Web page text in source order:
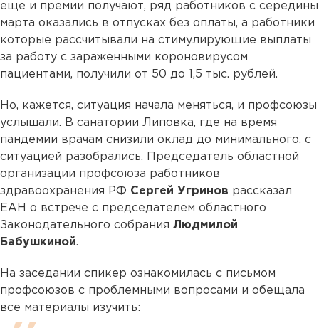
еще и премии получают, ряд работников с середины
марта оказались в отпусках без оплаты, а работники
которые рассчитывали на стимулирующие выплаты
за работу с зараженными короновирусом
пациентами, получили от 50 до 1,5 тыс. рублей.
Но, кажется, ситуация начала меняться, и профсоюзы
услышали. В санатории Липовка, где на время
пандемии врачам снизили оклад до минимального, с
ситуацией разобрались. Председатель областной
организации профсоюза работников
здравоохранения РФ Сергей Угринов рассказал
ЕАН о встрече с председателем областного
Законодательного собрания Людмилой
Бабушкиной.
На заседании спикер ознакомилась с письмом
профсоюзов с проблемными вопросами и обещала
все материалы изучить: